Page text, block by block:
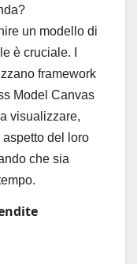
un modello di
è cruciale. I
framework
Model Canvas
visualizzare,
del loro
che sia